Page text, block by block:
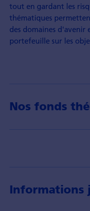
tout en gardant les
thématiques
des domaines
portefeuille sur les
Nos fonds
Informations